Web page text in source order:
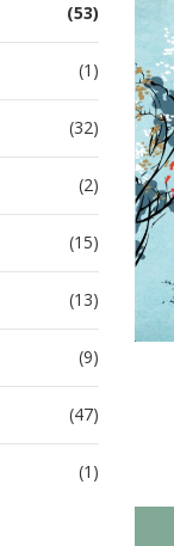
(53)
(1)
(32)
(2)
(15)
(13)
(9)
(47)
(1)